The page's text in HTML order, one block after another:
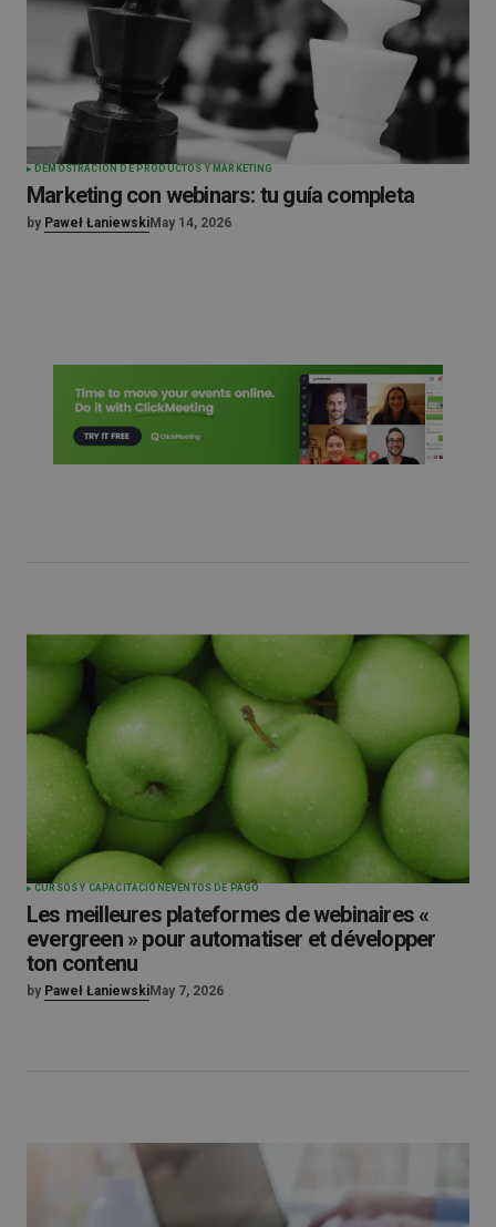
DEMOSTRACIÓN DE PRODUCTOS Y MARKETING
Marketing con webinars: tu guía completa
by Paweł ŁaniewskiMay 14, 2026
CURSOS Y CAPACITACIÓN EVENTOS DE PAGO
Les meilleures plateformes de webinaires «
evergreen » pour automatiser et développer
ton contenu
by Paweł ŁaniewskiMay 7, 2026